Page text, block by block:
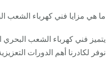
ما هي مزايا فني كهرباء الشعب
يتميز فني كهرباء الشعب البحري
نوفر لكادرنا أهم الدورات